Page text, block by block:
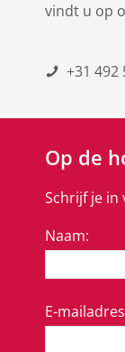
vindt u op
+31 492
Op de
Schrijf je in
Naam:
E-